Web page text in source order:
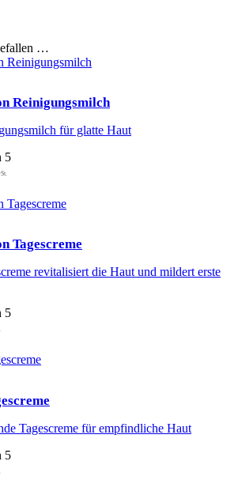
…
Reinigungsmilch
für glatte Haut
5
Tagescreme
revitalisiert die Haut und mildert erste
5
Tagescreme für empfindliche Haut
5